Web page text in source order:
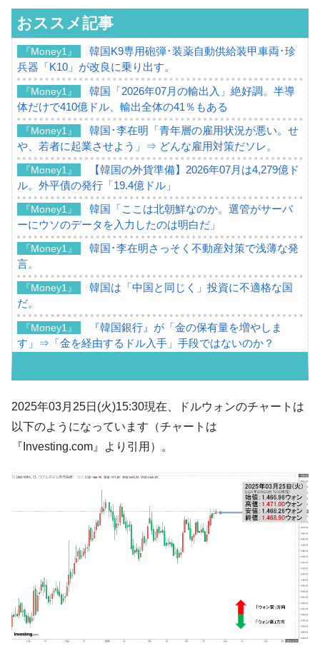
おススメ記事
『Money1』
韓国K9専用砲弾･装薬自動供給装甲車両･珍
兵器「K10」が改良に乗り出す。
『Money1』
韓国「2026年07月の輸出入」絶好調。半導
体だけで410億ドル、輸出全体の41％もある
『Money1』
韓国･李在明「青年層の雇用状況が悪い。せ
や、若者に起業させよう」⇒ どんな雇用対策だソレ。
『Money1』
【韓国の外貨準備】2026年07月は4,279億ド
ル。外平債の発行「19.4億ドル」
『Money1』
韓国「ここは北朝鮮なのか。選管がサーバ
ーにウソのデータを入力したのは明白だ」
『Money1』
韓国･李在明さっそく不動産対策で浅薄な発
言。
『Money1』
韓国は「中国と同じく」投資に不適格な国
だ。
『Money1』
『韓国銀行』が「金の保有量を増やしま
す」⇒「金を経由するドル入手」手段ではないのか？
ル」まで拡大 ⇒ 海外資金の動きに強く左右される状態
『Money1』
韓国･帰ってきた李在明。李在明を支持しな
い「50.5％」に上昇
『Money1』
韓国大統領府ボンクラ政策室長が告発され
断
韓国･警察職員が「丸刈りになって抗議活
動」
『Money1』
中国だけが鉄鋼輸出を異常増加させる ⇒ 中
国の過剰生産が世界を蝕む。
『Money1』
種は全般的「不調」⇒ PSIが示す現況は決して良くない。
『Money1』
【米韓激突案件】韓国消費者院が『クーパ
ン』1人当たり賠償10万ウォンを認定 ⇒ 総額3兆7,000億
2025年03月25日(火)15:30現在、ドルウォンのチャートは
以下のようになっています（チャートは
『Investing.com』より引用）。